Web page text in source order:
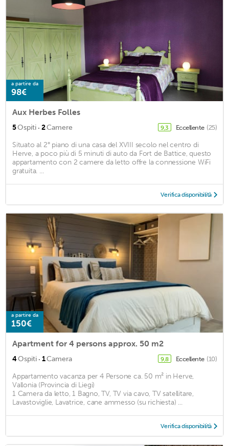
a partire da
98€
Aux Herbes Folles
5Ospiti · 2Camere 9,3 Eccellente (25)
Situato al 2° piano di una casa del XVIII secolo nel centro di
Herve, a poco più di 5 minuti di auto da Fort de Battice, questo
appartamento con 2 camere da letto offre la connessione WiFi
gratuita. ...
Verifica disponibilità
a partire da
150€
Apartment for 4 persons approx. 50 m2
4Ospiti · 1Camera 9,8 Eccellente (10)
Appartamento vacanza per 4 Persone ca. 50 m² in Herve,
Vallonia (Provincia di Liegi)
1 Camera da letto, 1 Bagno, TV, TV via cavo, TV satellitare,
Lavastoviglie, Lavatrice, cane ammesso (su richiesta) ...
Verifica disponibilità